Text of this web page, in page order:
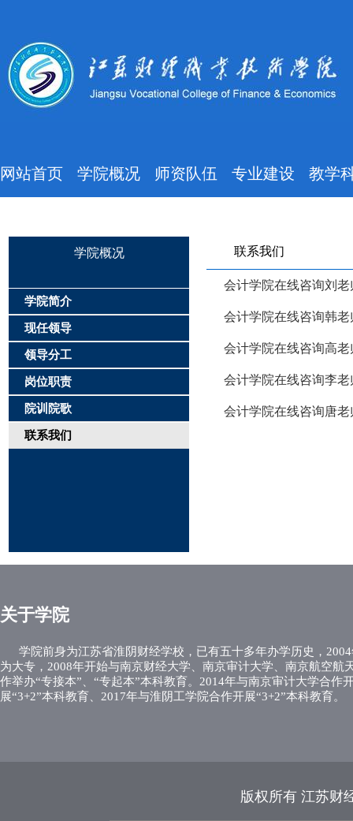
网站首页 学院概况 师资队伍 专业建设 教学
学院概况
学院简介
现任领导
领导分工
岗位职责
院训院歌
联系我们
联系我们
会计学院在线咨询刘老
会计学院在线咨询韩老
会计学院在线咨询高老
会计学院在线咨询李老
会计学院在线咨询唐老
关于学院
学院前身为江苏省淮阴财经学校，已有五十多年办学历史，
为大专，2008年开始与南京财经大学、南京审计大学、南京航空航
作举办“专接本”、“专起本”本科教育。2014年与南京审计大学合作
展“3+2”本科教育、2017年与淮阴工学院合作开展“3+2”本科教育。
版权所有 江苏财